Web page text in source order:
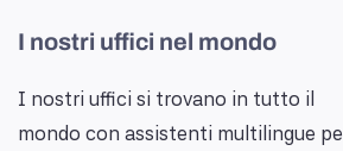
I nostri uffici nel mondo
I nostri uffici si trovano in tutto il
mondo con assistenti multilingue